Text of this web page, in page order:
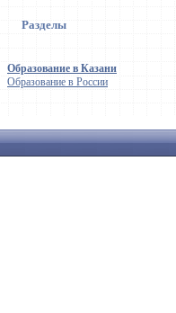
Разделы
Образование в Казани
Образование в России